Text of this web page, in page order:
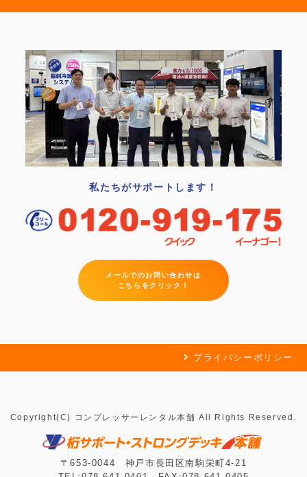
私たちがサポートします！
メールでのお問い合わせは
こちらをクリック！
プライバシーポリシー
Copyright(C) コンプレッサーレンタル本舗 All Rights Reserved.
〒653-0044 神戸市長田区南駒栄町4-21